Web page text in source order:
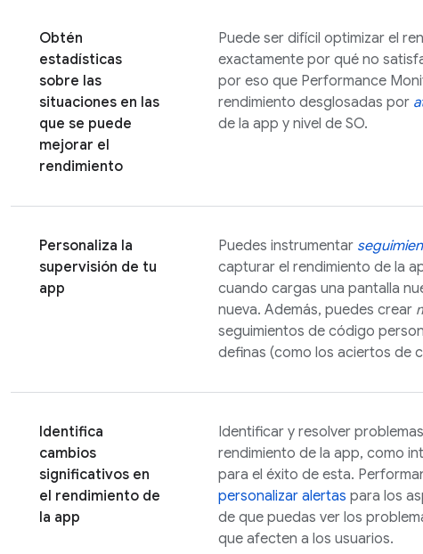
Obtén
estadísticas
sobre las
situaciones en las
que se puede
mejorar el
rendimiento
Puede ser difícil optimizar el
exactamente por qué no
por eso que Performance
rendimiento desglosadas por
de la app y nivel de SO.
Personaliza la
supervisión de tu
app
Puedes instrumentar
capturar el rendimiento de la
cuando cargas una pantalla
nueva. Además, puedes crear
seguimientos de código
definas (como los aciertos de
Identifica
cambios
significativos en
el rendimiento de
la app
Identificar y resolver
rendimiento de la app, como
para el éxito de esta.
personalizar alertas para los
de que puedas ver los
que afecten a los usuarios.